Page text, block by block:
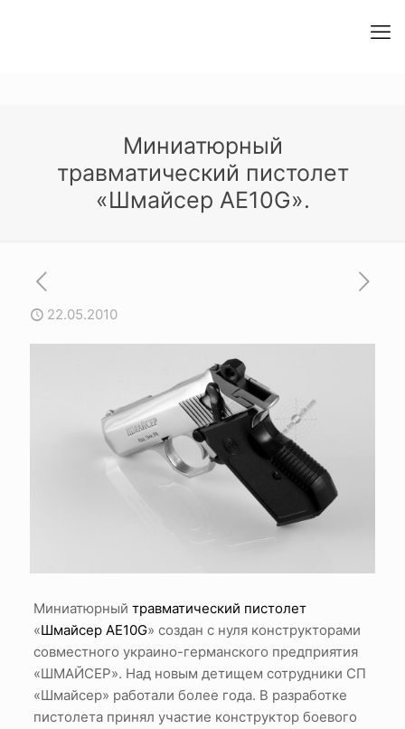
Миниатюрный
травматический пистолет
«Шмайсер АЕ10G».
22.05.2010
Миниатюрный травматический пистолет
«Шмайсер АЕ10G» создан с нуля конструкторами
совместного украино-германского предприятия
«ШМАЙСЕР». Над новым детищем сотрудники СП
«Шмайсер» работали более года. В разработке
пистолета принял участие конструктор боевого